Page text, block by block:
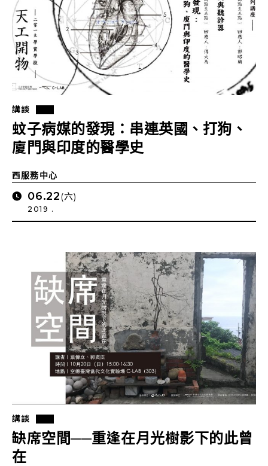
講談
蚊子病媒的發現：串連英國、打狗、
廈門與印度的醫學史
西服務中心
06.22(六)
2019 .
講談
缺席空間──重逢在月光樹影下的此曾
在